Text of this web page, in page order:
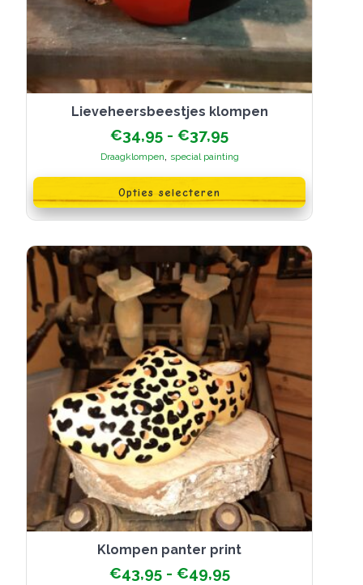
Lieveheersbeestjes klompen
€34,95 - €37,95Prijsklasse:
tot
€37,95
Draagklompen, special painting
Opties selecteren
product
heeft
meerdere
variaties.
optie
kan
gekozen
worden
op
de
productpagina
Klompen panter print
€43,95 - €49,95Prijsklasse: